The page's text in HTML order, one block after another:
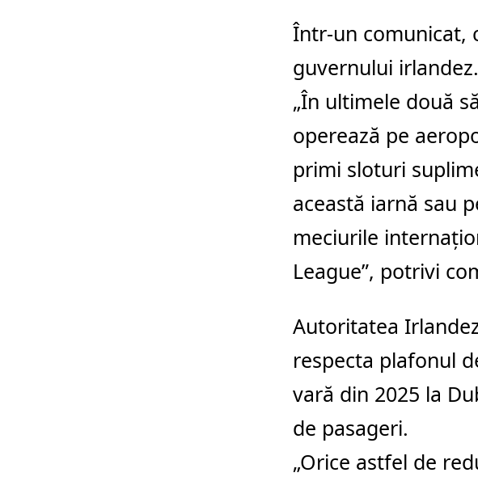
Într-un comunicat,
guvernului irlandez.
„În ultimele două
operează pe
primi sloturi
această iarnă sau
meciurile
League”, potrivi
Autoritatea
respecta plafonul
vară din 2025 la
de pasageri.
„Orice astfel de